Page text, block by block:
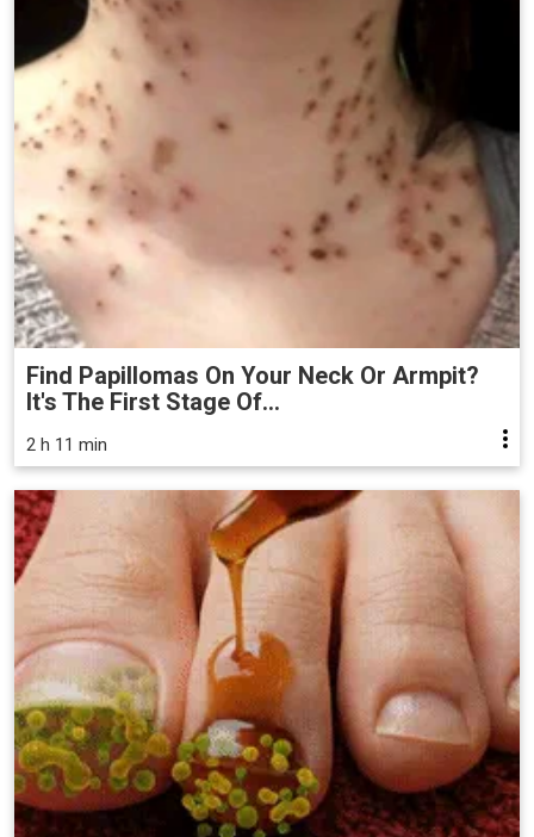
Find Papillomas On Your Neck Or Armpit?
It's The First Stage Of...
2 h 11 min